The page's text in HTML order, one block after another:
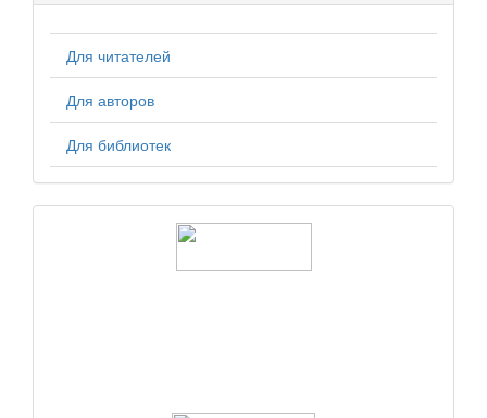
Для читателей
Для авторов
Для библиотек